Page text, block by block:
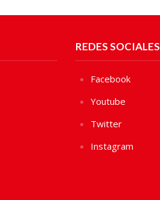
REDES SOCIALES
Facebook
Youtube
Twitter
Instagram